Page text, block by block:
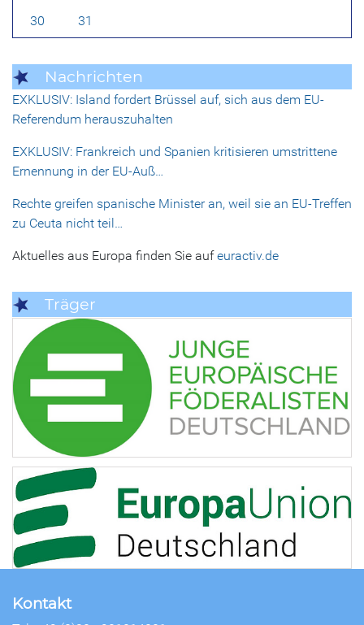
30 31
Nachrichten
EXKLUSIV: Island fordert Brüssel auf, sich aus dem EU-
Referendum herauszuhalten
EXKLUSIV: Frankreich und Spanien kritisieren umstrittene
Ernennung in der EU-Auß…
Rechte greifen spanische Minister an, weil sie an EU-Treffen
zu Ceuta nicht teil…
Aktuelles aus Europa finden Sie aufeuractiv.de
Träger
Kontakt